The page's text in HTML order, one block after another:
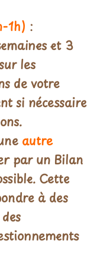
1h) :
et 3
les
de votre
si nécessaire
autre
par un Bilan
Cette
à des